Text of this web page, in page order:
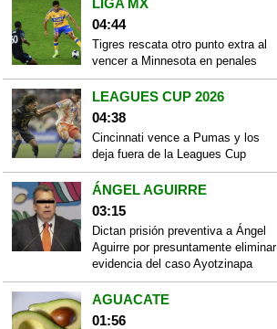
LIGA MX
04:44
Tigres rescata otro punto extra al
vencer a Minnesota en penales
LEAGUES CUP 2026
04:38
Cincinnati vence a Pumas y los
deja fuera de la Leagues Cup
ÁNGEL AGUIRRE
03:15
Dictan prisión preventiva a Ángel
Aguirre por presuntamente eliminar
evidencia del caso Ayotzinapa
AGUACATE
01:56